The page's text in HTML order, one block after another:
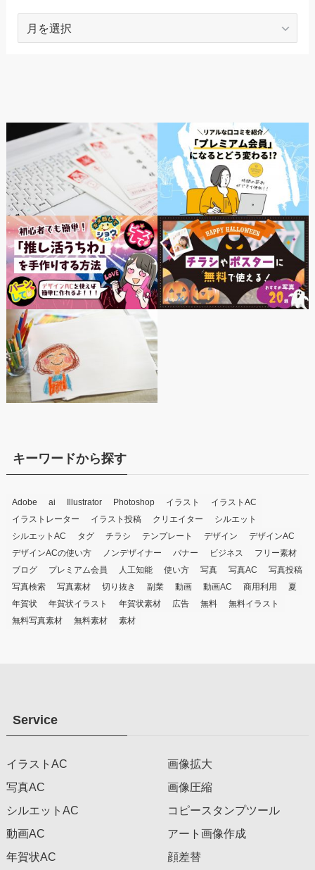
ARCHIVES
キーワードから探す
Adobe ai Illustrator Photoshop イラスト
イラストAC
イラストレーター
イラスト投稿 クリエイター
シルエット
シルエットAC
タグ チラシ テンプレート デザイン
デザインAC
デザインACの使い方
ノンデザイナー バナー ビジネス
フリー素材
ブログ
プレミアム会員 人工知能 使い方 写真 写真AC
写真投稿
写真検索
写真素材 切り抜き 副業 動画 動画AC 商用利用
夏
年賀状
年賀状イラスト 年賀状素材 広告 無料
無料イラスト
無料写真素材
無料素材 素材
Service
イラストAC
写真AC
シルエットAC
動画AC
年賀状AC
画像拡大
画像圧縮
コピースタンプツール
アート画像作成
顔差替